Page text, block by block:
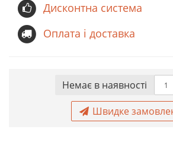
Дисконтна система
Оплата і доставка
Немає в наявностi
Швидке